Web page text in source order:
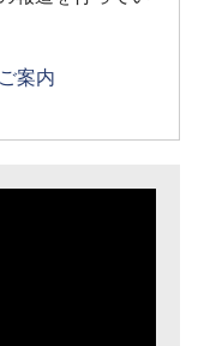
案内